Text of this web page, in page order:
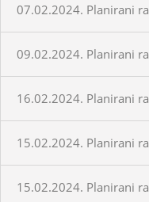
07.02.2024. Planirani
09.02.2024. Planirani
16.02.2024. Planirani
15.02.2024. Planirani
15.02.2024. Planirani